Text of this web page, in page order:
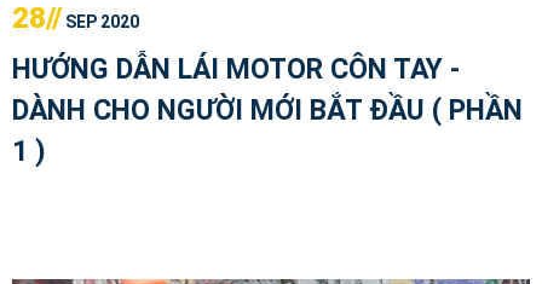
28// SEP 2020
HƯỚNG DẪN LÁI MOTOR CÔN TAY -
DÀNH CHO NGƯỜI MỚI BẮT ĐẦU ( PHẦN
1 )